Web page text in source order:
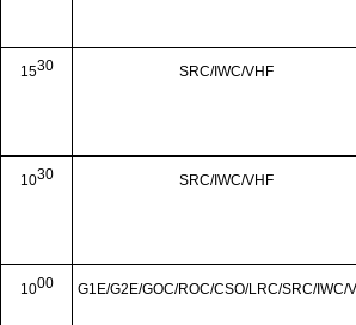
1530 SRC/IWC/VHF
1030 SRC/IWC/VHF
1000 G1E/G2E/GOC/ROC/CSO/LRC/SRC/IWC/